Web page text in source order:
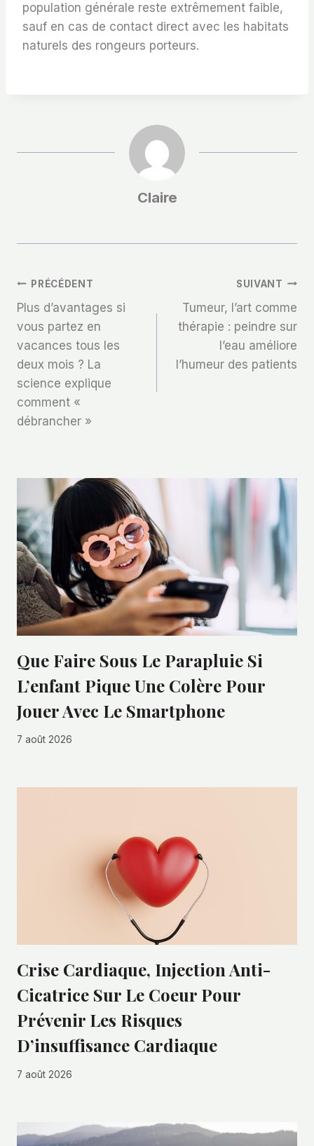
population générale reste extrêmement faible,
sauf en cas de contact direct avec les habitats
naturels des rongeurs porteurs.
Claire
Navigation
De
L’article
PRÉCÉDENT
Plus d’avantages si
vous partez en
vacances tous les
deux mois ? La
science explique
comment «
débrancher »
SUIVANT
Tumeur, l’art comme
thérapie : peindre sur
l’eau améliore
l’humeur des patients
Que Faire Sous Le Parapluie Si
L’enfant Pique Une Colère Pour
Jouer Avec Le Smartphone
7 août 2026
Crise Cardiaque, Injection Anti-
Cicatrice Sur Le Coeur Pour
Prévenir Les Risques
D’insuffisance Cardiaque
7 août 2026